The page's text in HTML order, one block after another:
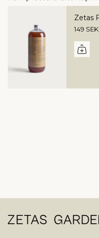
Zetas
149 SEK